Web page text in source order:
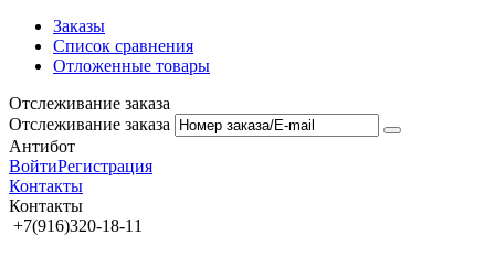
Заказы
Список сравнения
Отложенные товары
Отслеживание заказа
Отслеживание заказа
Антибот
ВойтиРегистрация
Контакты
Контакты
+7(916)320-18-11